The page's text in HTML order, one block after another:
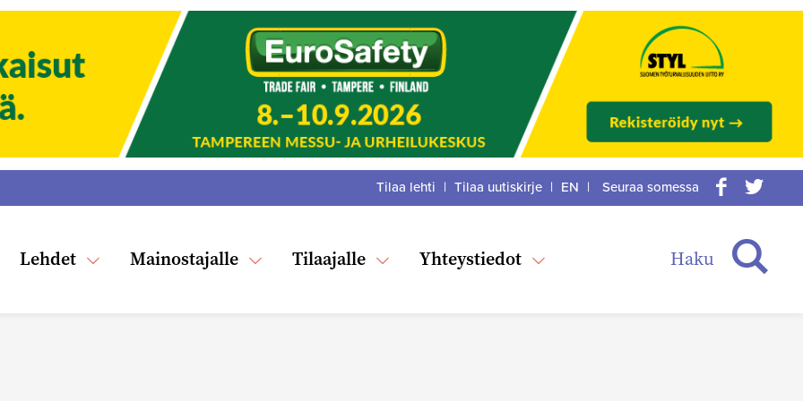
Lehdet Mainostajalle Tilaajalle Yhteystiedot Haku
Tilaa lehti | Tilaa uutiskirje | EN |
Seuraa somessa
:Facebook
Twitter